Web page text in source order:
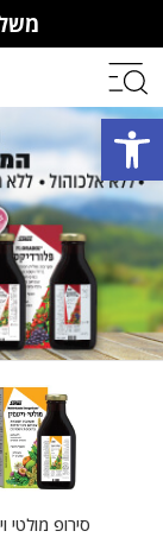
פתחחברי
10% הנחה לקנייה ראשונה
וצבירת
סירופ מולטי